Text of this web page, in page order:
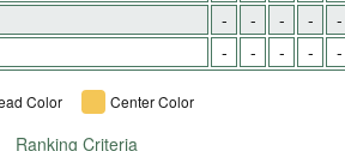
- - - - -
- - - - -
Color Center Color
Ranking Criteria